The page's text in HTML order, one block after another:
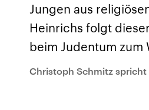
gehören die
mächtigsten
Einfluss auf das
Weltgeschehen.
Der Überfall
auf Israel
Gewalt
möchte die
Jungen aus
Heinrichs folgt
beim Judentum zum
Christoph Schmitz